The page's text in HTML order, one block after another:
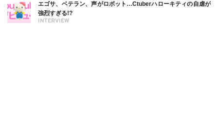
INTERVIEW
エゴサ、ベテラン、声がロボット…Ctuberハローキティの自虐が
強烈すぎる!?